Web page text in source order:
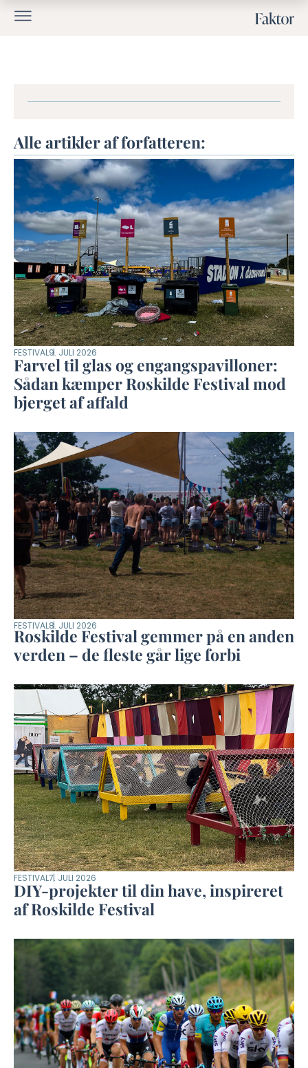
Alle artikler af forfatteren:
FESTIVAL9. JULI 2026
Farvel til glas og engangspavilloner:
Sådan kæmper Roskilde Festival mod
bjerget af affald
FESTIVAL8. JULI 2026
Roskilde Festival gemmer på en anden
verden – de fleste går lige forbi
FESTIVAL7. JULI 2026
DIY-projekter til din have, inspireret
af Roskilde Festival